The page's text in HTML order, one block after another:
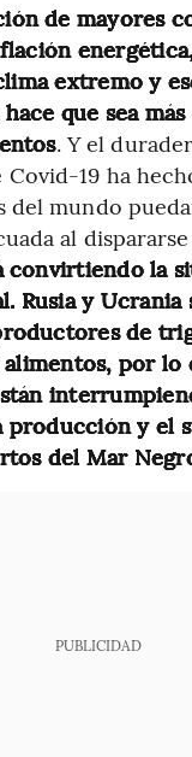
de mayores
extremo y
que sea
. Y el
19 ha
del mundo
al
convirtiendo la
Rusia y Ucrania
de
por lo
producción y el
del Mar
PUBLICIDAD